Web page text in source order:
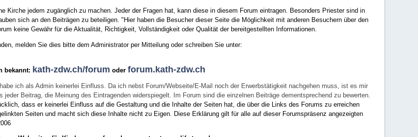
Kirche jedem zugänglich zu machen. Jeder der Fragen hat, kann diese in diesem Forum eintragen. Besonders Priester sind in
sich an den Beiträgen zu beteiligen. "Hier haben die Besucher dieser Seite die Möglichkeit mit anderen Besuchern über den
keine Gewähr für die Aktualität, Richtigkeit, Vollständigkeit oder Qualität der bereitgestellten Informationen.
melden Sie dies bitte dem Administrator per Mitteilung oder schreiben Sie unter:
bekannt: kath-zdw.ch/forum oderforum.kath-zdw.ch
ich als Admin keinerlei Einfluss. Da ich nebst Forum/Webseite/E-Mail noch der Erwerbstätigkeit nachgehen muss, ist es mir
Beitrag, die Meinung des Eintragenden widerspiegelt. Im Forum sind die einzelnen Beiträge dementsprechend zu bewerten.
dass er keinerlei Einfluss auf die Gestaltung und die Inhalte der Seiten hat, die über die Links des Forums zu erreichen
Seiten und macht sich diese Inhalte nicht zu Eigen.
Diese Erklärung gilt für alle auf dieser Forumspräsenz angezeigten